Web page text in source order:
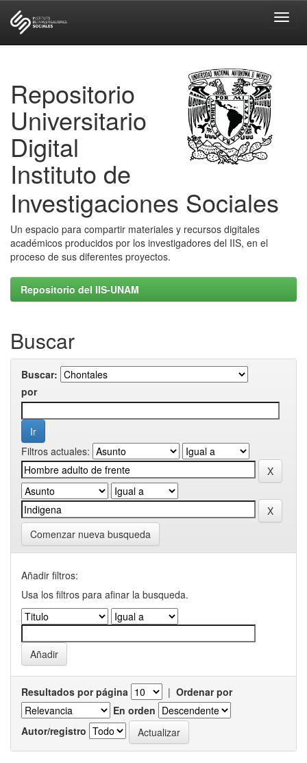
Repositorio
Universitario
Digital
Instituto de
Investigaciones Sociales
Un espacio para compartir materiales y recursos digitales
académicos producidos por los investigadores del IIS, en el
proceso de sus diferentes proyectos.
Repositorio del IIS-UNAM
Buscar
Buscar:
por
Filtros actuales:
Comenzar nueva busqueda
Añadir filtros:
Usa los filtros para afinar la busqueda.
Resultados por página | Ordenar por
En orden
Autor/registro